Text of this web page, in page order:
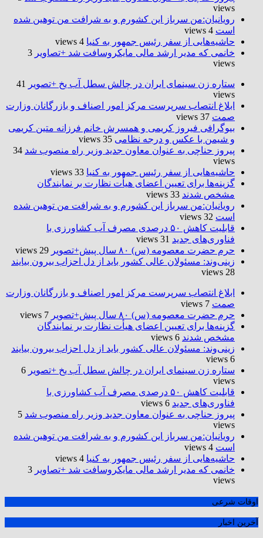
views
رویانیان:من سرباز این کشورم و به شرافت من توهین شده
است 4 views
حاشیه‌هایی از سفر رئیس جمهور به کنیا 4 views
خانمی که مدیر ارشد مالی مایکروسافت شد +تصاویر 3
views
ستاره زن سینمای ایران در چالش سطل آب یخ +تصویر
41
views
ابلاغ انتصاب سرپرست مرکز امور اصناف و بازرگانان وزارت
صمت 37 views
بیوگرافی فیروز کریمی و همسرش خانم فرزانه متین کریمی
و شیمن با عکس و درجه نظامی 35 views
پیروز حناچی به عنوان معاون جدید وزیر راه منصوب شد 34
views
حاشیه‌هایی از سفر رئیس جمهور به کنیا 33 views
گزینه‌ها برای تعیین اعضای هیأت نظارت بر نمایندگان
مشخص شدند 33 views
رویانیان:من سرباز این کشورم و به شرافت من توهین شده
است 32 views
قابلیت کاهش ۵۰ درصدی مصرف آب کشاورزی با
فناوری‌های جدید 31 views
حرم حضرت‌ معصومه (س) ۸۰ سال پیش+تصویر
29 views
زینی‌وند: مسئولان عالی کشور باید از دل احزاب بیرون بیایند
28 views
ابلاغ انتصاب سرپرست مرکز امور اصناف و بازرگانان وزارت
صمت 7 views
حرم حضرت‌ معصومه (س) ۸۰ سال پیش+تصویر
7 views
گزینه‌ها برای تعیین اعضای هیأت نظارت بر نمایندگان
مشخص شدند 6 views
زینی‌وند: مسئولان عالی کشور باید از دل احزاب بیرون بیایند
6 views
ستاره زن سینمای ایران در چالش سطل آب یخ +تصویر 6
views
قابلیت کاهش ۵۰ درصدی مصرف آب کشاورزی با
فناوری‌های جدید 6 views
پیروز حناچی به عنوان معاون جدید وزیر راه منصوب شد 5
views
رویانیان:من سرباز این کشورم و به شرافت من توهین شده
است 4 views
حاشیه‌هایی از سفر رئیس جمهور به کنیا 4 views
خانمی که مدیر ارشد مالی مایکروسافت شد +تصاویر 3
views
اوقات شرعی
آخرین اخبار